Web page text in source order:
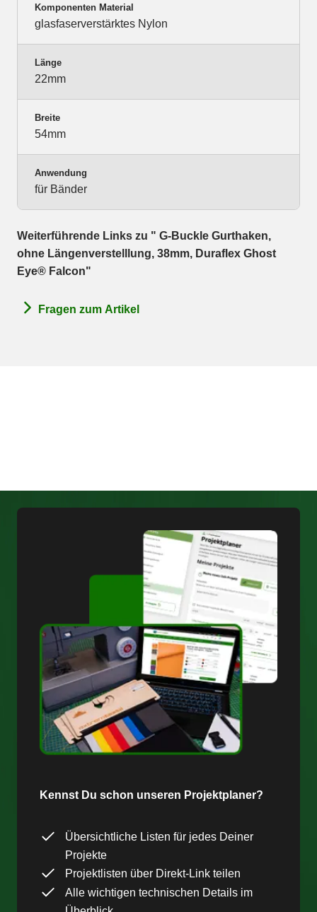
Komponenten Material
glasfaserverstärktes Nylon
Länge
22mm
Breite
54mm
Anwendung
für Bänder
Weiterführende Links zu " G-Buckle Gurthaken,
ohne Längenverstelllung, 38mm, Duraflex Ghost
Eye® Falcon"
Fragen zum Artikel
Kennst Du schon unseren Projektplaner?
Übersichtliche Listen für jedes Deiner
Projekte
Projektlisten über Direkt-Link teilen
Alle wichtigen technischen Details im